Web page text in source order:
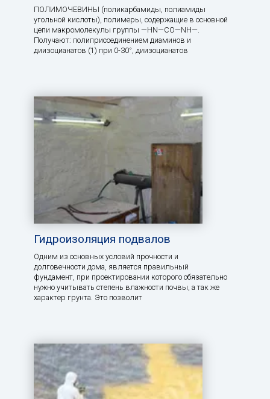
ПОЛИМОЧЕВИНЫ (поликарбамиды, полиамиды
угольной кислоты), полимеры, содержащие в основной
цепи макромолекулы группы —HN—СО—NH—.
Получают: полиприсоединением диаминов и
диизоцианатов (1) при 0-30°, диизоцианатов
Гидроизоляция подвалов
Одним из основных условий прочности и
долговечности дома, является правильный
фундамент, при проектировании которого обязательно
нужно учитывать степень влажности почвы, а так же
характер грунта. Это позволит